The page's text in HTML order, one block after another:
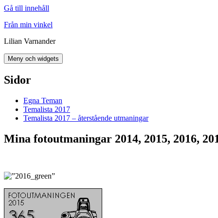
Gå till innehåll
Från min vinkel
Lilian Varnander
Meny och widgets
Sidor
Egna Teman
Temalista 2017
Temalista 2017 – återstående utmaningar
Mina fotoutmaningar 2014, 2015, 2016,